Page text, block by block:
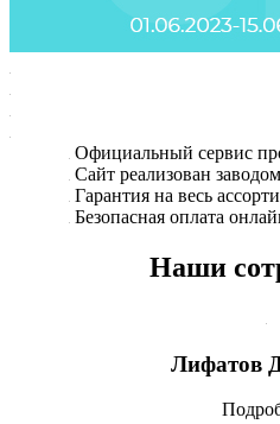
Официальный сервис
Сайт реализован
Гарантия на весь
Безопасная оплата
Наши
Лифатов